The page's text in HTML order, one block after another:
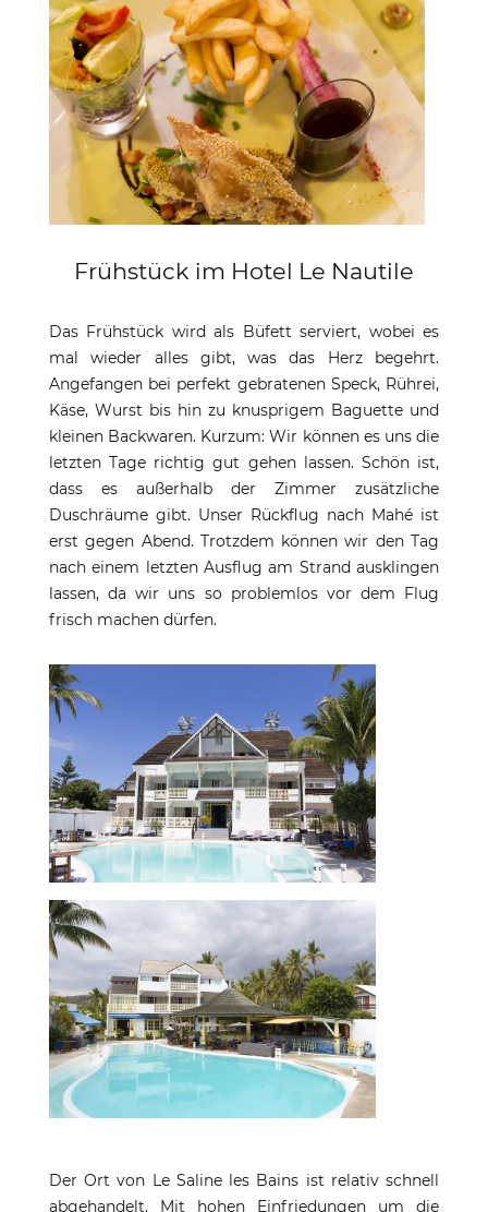
Frühstück im Hotel Le Nautile
Das Frühstück wird als Büfett serviert, wobei es
mal wieder alles gibt, was das Herz begehrt.
Angefangen bei perfekt gebratenen Speck, Rührei,
Käse, Wurst bis hin zu knusprigem Baguette und
kleinen Backwaren. Kurzum: Wir können es uns die
letzten Tage richtig gut gehen lassen. Schön ist,
dass es außerhalb der Zimmer zusätzliche
Duschräume gibt. Unser Rückflug nach Mahé ist
erst gegen Abend. Trotzdem können wir den Tag
nach einem letzten Ausflug am Strand ausklingen
lassen, da wir uns so problemlos vor dem Flug
frisch machen dürfen.
Der Ort von Le Saline les Bains ist relativ schnell
abgehandelt. Mit hohen Einfriedungen um die